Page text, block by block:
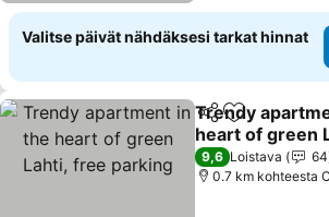
Valitse päivät nähdäksesi tarkat hinnat
Jaa Lisää
Trendy
heart of green
parking
Katso hinnat
9,6 Loistava
64
0.7 km kohteesta